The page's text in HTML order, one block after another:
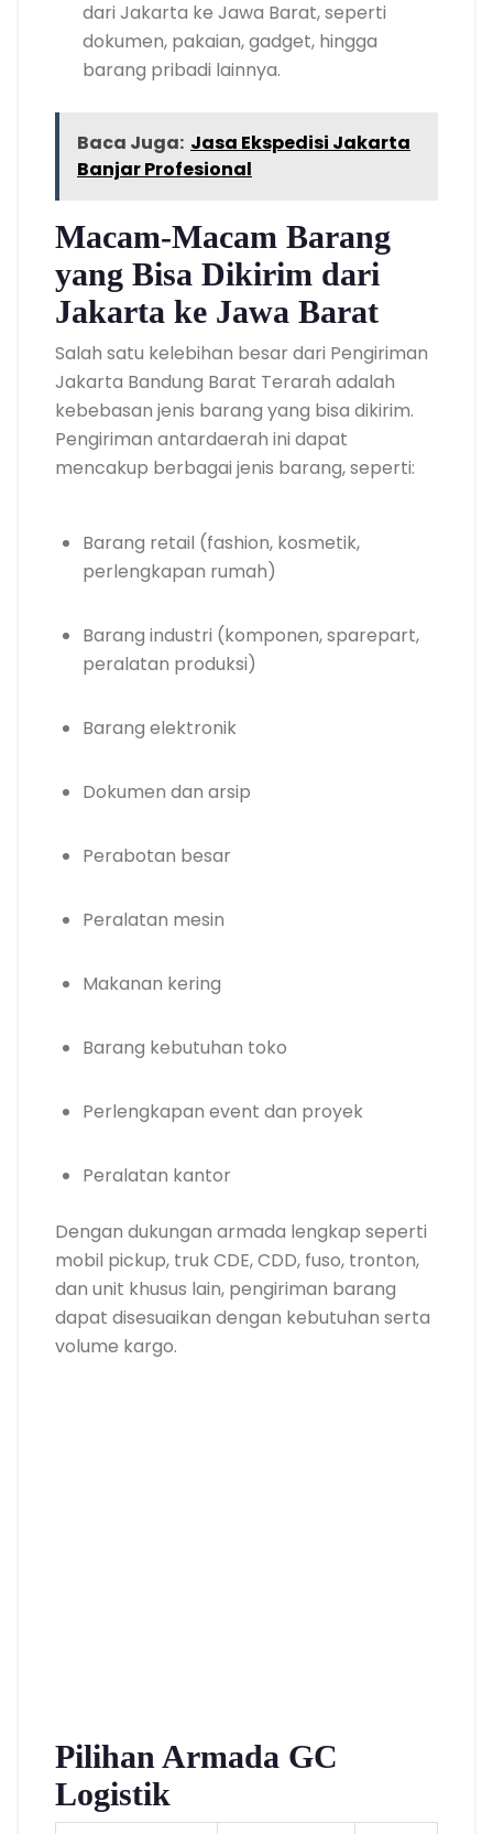
dari Jakarta ke Jawa Barat, seperti
dokumen, pakaian, gadget, hingga
barang pribadi lainnya.
Baca Juga: Jasa Ekspedisi Jakarta
Banjar Profesional
Macam-Macam Barang
yang Bisa Dikirim dari
Jakarta ke Jawa Barat
Salah satu kelebihan besar dari Pengiriman
Jakarta Bandung Barat Terarah adalah
kebebasan jenis barang yang bisa dikirim.
Pengiriman antardaerah ini dapat
mencakup berbagai jenis barang, seperti:
Barang retail (fashion, kosmetik,
perlengkapan rumah)
Barang industri (komponen, sparepart,
peralatan produksi)
Barang elektronik
Dokumen dan arsip
Perabotan besar
Peralatan mesin
Makanan kering
Barang kebutuhan toko
Perlengkapan event dan proyek
Peralatan kantor
Dengan dukungan armada lengkap seperti
mobil pickup, truk CDE, CDD, fuso, tronton,
dan unit khusus lain, pengiriman barang
dapat disesuaikan dengan kebutuhan serta
volume kargo.
Pilihan Armada GC
Logistik